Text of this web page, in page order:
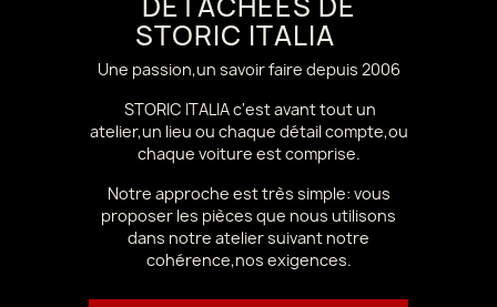
STORIC ITALIA
Une passion,un savoir faire depuis 2006
STORIC ITALIA c'est avant tout un
atelier,un lieu ou chaque détail compte,ou
chaque voiture est comprise.
Notre approche est très simple: vous
proposer les pièces que nous utilisons
dans notre atelier suivant notre
cohérence,nos exigences.